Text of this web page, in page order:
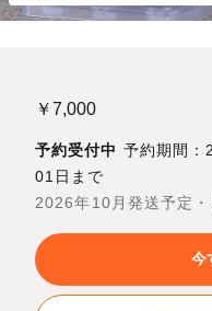
￥7,000
予約受付中 予約期間
01日まで
2026年10月発送予定
今